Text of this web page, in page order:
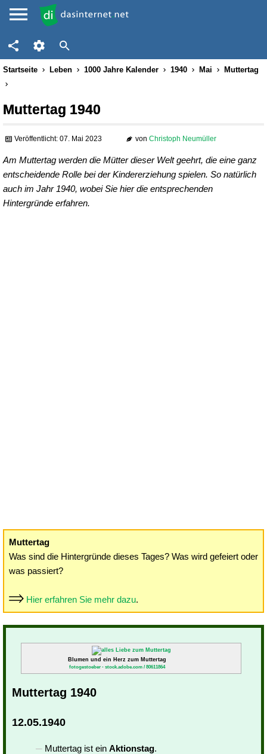
Startseite Leben 1000 Jahre Kalender 1940 Mai Muttertag
Muttertag 1940
Veröffentlicht: 07. Mai 2023 von Christoph Neumüller
Am Muttertag werden die Mütter dieser Welt geehrt, die eine ganz
entscheidende Rolle bei der Kindererziehung spielen. So natürlich
auch im Jahr 1940, wobei Sie hier die entsprechenden
Hintergründe erfahren.
Muttertag
Was sind die Hintergründe dieses Tages? Was wird gefeiert oder
was passiert?
Hier erfahren Sie mehr dazu.
Blumen und ein Herz zum Muttertag
fotogestoeber - stock.adobe.com / 80611864
Muttertag 1940
12.05.1940
Muttertag ist ein Aktionstag.